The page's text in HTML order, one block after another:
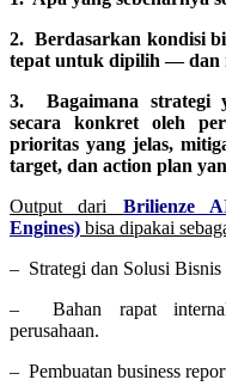
2. Berdasarkan kondisi
tepat untuk dipilih — dan
3. Bagaimana strategi
secara konkret oleh
prioritas yang jelas,
target, dan action plan
Output dari Brilienze
Engines) bisa dipakai
– Strategi dan Solusi Bisnis
– Bahan rapat internal
perusahaan.
– Pembuatan business